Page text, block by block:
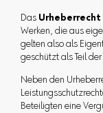
Das Urheberrecht
Werken, die aus
gelten also als
geschützt als Teil
Neben den
Beteiligten eine